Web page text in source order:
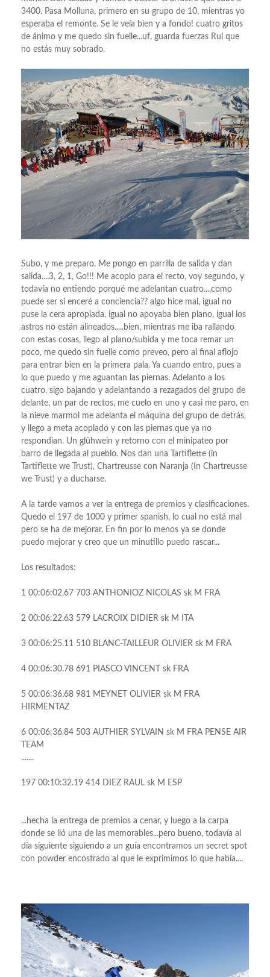
3400. Pasa Molluna, primero en su grupo de 10, mientras yo
esperaba el remonte. Se le veía bien y a fondo! cuatro gritos
de ánimo y me quedo sin fuelle...uf, guarda fuerzas Rul que
no estás muy sobrado.
Subo, y me preparo. Me pongo en parrilla de salida y dan
salida....3, 2, 1, Go!!! Me acoplo para el recto, voy segundo, y
todavía no entiendo porqué me adelantan cuatro....como
puede ser si enceré a conciencia?? algo hice mal, igual no
puse la cera apropiada, igual no apoyaba bien plano, igual los
astros no están alineados.....bien, mientras me iba rallando
con estas cosas, llego al plano/subida y me toca remar un
poco, me quedo sin fuelle como preveo, pero al final aflojo
para entrar bien en la primera pala. Ya cuando entro, pues a
lo que puedo y me aguantan las piernas. Adelanto a los
cuatro, sigo bajando y adelantando a rezagados del grupo de
delante, un par de rectos, me cuelo en uno y casi me paro, en
la nieve marmol me adelanta el máquina del grupo de detrás,
y llego a meta acoplado y con las piernas que ya no
respondian. Un glühwein y retorno con el minipateo por
barro de llegada al pueblo. Nos dan una Tartiflette (in
Tartiflette we Trust), Chartreusse con Naranja (In Chartreusse
we Trust) y a ducharse.
A la tarde vamos a ver la entrega de premios y clasificaciones.
Quedo el 197 de 1000 y primer spanish, lo cual no está mal
pero se ha de mejorar. En fin por lo menos ya se donde
puedo mejorar y creo que un minutillo puedo rascar...
Los resultados:
1 00:06:02.67 703 ANTHONIOZ NICOLAS sk M FRA
2 00:06:22.63 579 LACROIX DIDIER sk M ITA
3 00:06:25.11 510 BLANC-TAILLEUR OLIVIER sk M FRA
4 00:06:30.78 691 PIASCO VINCENT sk FRA
5 00:06:36.68 981 MEYNET OLIVIER sk M FRA
HIRMENTAZ
6 00:06:36.84 503 AUTHIER SYLVAIN sk M FRA PENSE AIR
TEAM
.......
197 00:10:32.19 414 DIEZ RAUL sk M ESP
...hecha la entrega de premios a cenar, y luego a la carpa
donde se lió una de las memorables...pero bueno, todavía al
día siguiente siguiendo a un guía encontramos un secret spot
con powder encostrado al que le exprimimos lo que había....